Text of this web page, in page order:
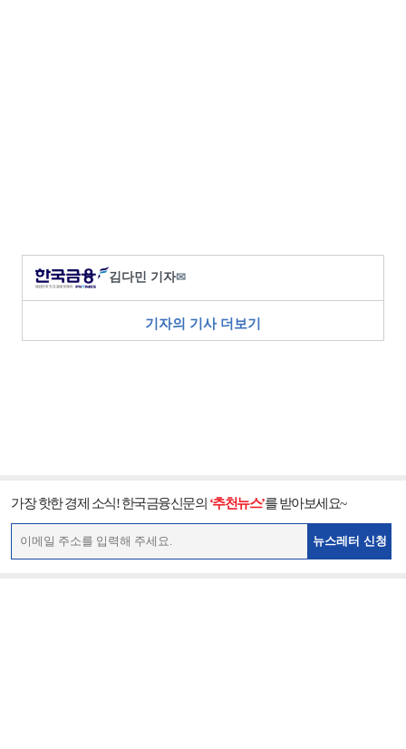
김다민 기자✉
기자의 기사 더보기
가장 핫한 경제 소식! 한국금융신문의 ‘추천뉴스’를 받아보세요~
뉴스레터 신청